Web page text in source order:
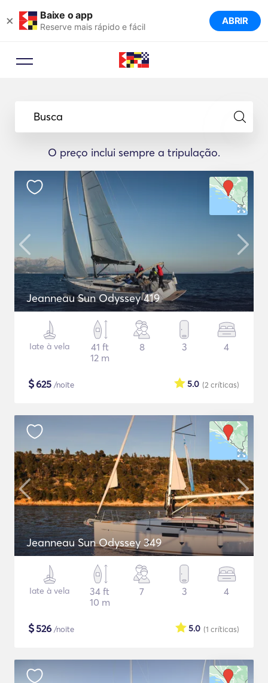
× Baixe o app
Reserve mais rápido e fácil ABRIR
Busca
O preço inclui sempre a tripulação.
Jeanneau Sun Odyssey 419
Iate à vela
41 ft
12 m
8 3 4
$625 /noite (2 críticas)
5.0
Jeanneau Sun Odyssey 349
Iate à vela
34 ft
10 m
7 3 4
$526 /noite (1 críticas)
5.0